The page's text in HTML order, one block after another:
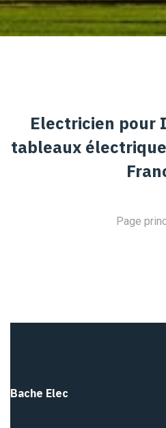
Electricien pour
tableaux
Page
Bache Elec